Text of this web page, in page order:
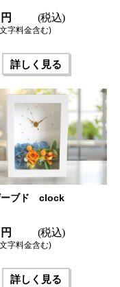
(税込)
字料金含む)
詳しく見る
ーブド clock
(税込)
字料金含む)
詳しく見る